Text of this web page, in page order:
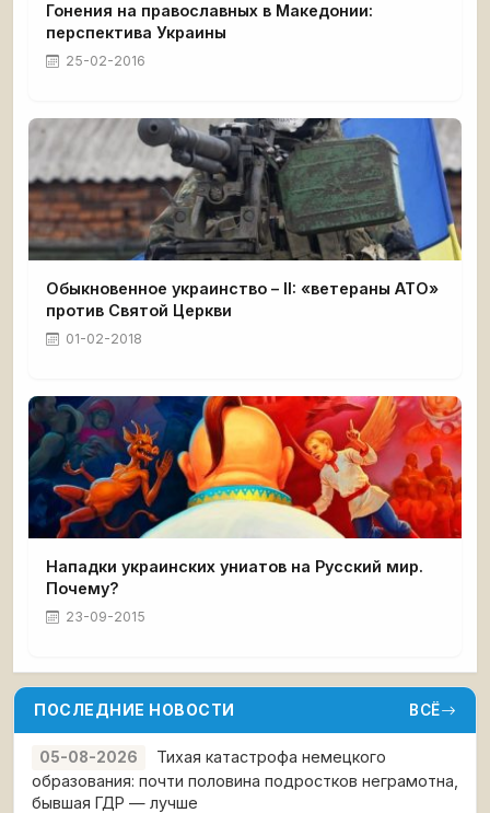
Гонения на православных в Македонии:
перспектива Украины
25-02-2016
Обыкновенное украинство – II: «ветераны АТО»
против Святой Церкви
01-02-2018
Нападки украинских униатов на Русский мир.
Почему?
23-09-2015
ПОСЛЕДНИЕ НОВОСТИ ВСЁ
05-08-2026
Тихая катастрофа немецкого
образования: почти половина подростков неграмотна,
бывшая ГДР — лучше